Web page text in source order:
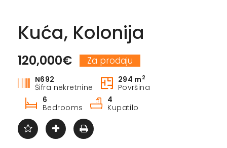
Kuća, Kolonija
120,000€ Za prodaju
N692
Šifra nekretnine
294 m 2
Površina
6
Bedrooms
4
Kupatilo